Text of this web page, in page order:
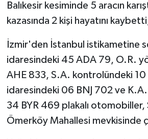
Balıkesir kesiminde 5 aracın
kazasında 2 kişi hayatını
İzmir'den İstanbul istikametine
idaresindeki 45 ADA 79, O.R.
AHE 833, S.A. kontrolündeki 10
idaresindeki 06 BNJ 702 ve
34 BYR 469 plakalı otomobiller,
Ömerköy Mahallesi mevkisinde